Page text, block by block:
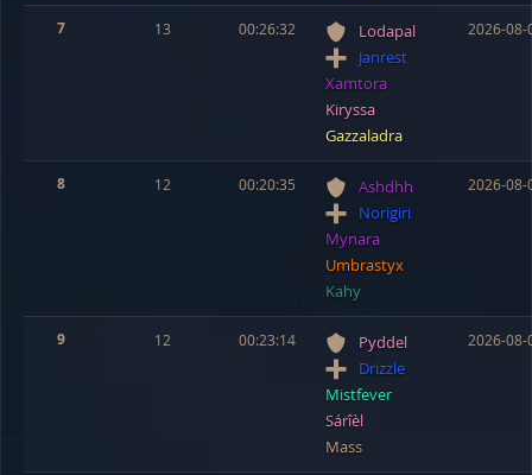
7 13 00:26:32
Lodapal
Janrest
Xamtora
Kiryssa
Gazzaladra
2026-08-
8 12 00:20:35
Ashdhh
Norigiri
Mynara
Umbrastyx
Kahy
2026-08-
9 12 00:23:14
Pyddel
Drizzle
Mistfever
Sárîèl
Mass
2026-08-